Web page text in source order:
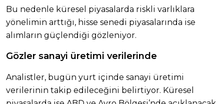
Bu nedenle küresel piyasalarda riskli varlıklara
yönelimin arttığı, hisse senedi piyasalarında ise
alımların güçlendiği gözleniyor.
Gözler sanayi üretimi verilerinde
Analistler, bugün yurt içinde sanayi üretimi
verilerinin takip edileceğini belirtiyor. Küresel